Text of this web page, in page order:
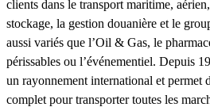
clients dans le transport maritime,
stockage, la gestion douanière et le
aussi variés que l’Oil & Gas, le
périssables ou l’événementiel. Depuis
un rayonnement international et permet
complet pour transporter toutes les